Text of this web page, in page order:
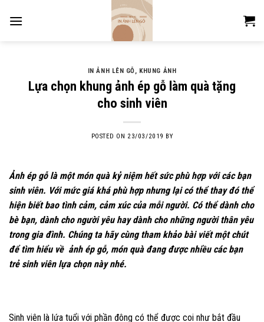
IN ẢNH LÊN GỖ, KHUNG ẢNH
Lựa chọn khung ảnh ép gỗ làm quà tặng
cho sinh viên
POSTED ON 23/03/2019 BY
Ảnh ép gỗ là một món quà kỷ niệm hết sức phù hợp với các bạn
sinh viên. Với mức giá khá phù hợp nhưng lại có thể thay đó thể
hiện biết bao tình cảm, cảm xúc của mỗi người. Có thể dành cho
bè bạn, dành cho người yêu hay dành cho những người thân yêu
trong gia đình. Chúng ta hãy cùng tham khảo bài viết một chút
để tìm hiểu về ảnh ép gỗ, món quà đang được nhiều các bạn
trẻ sinh viên lựa chọn này nhé.
Sinh viên là lứa tuổi với phần đông có thể được coi như bắt đầu